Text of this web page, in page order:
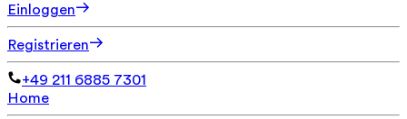
Einloggen
Registrieren
+49 211 6885 7301
Home